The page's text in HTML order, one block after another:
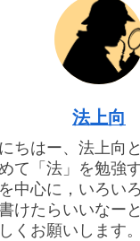
法上向
ちはー、法上向
て「法」を勉強
中心に，いろい
けたらいいなー
くお願いします。